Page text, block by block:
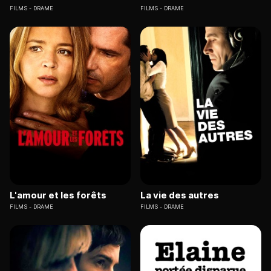
FILMS DRAME FILMS DRAME
L'amour et les forêts
FILMS DRAME
La vie des autres
FILMS DRAME